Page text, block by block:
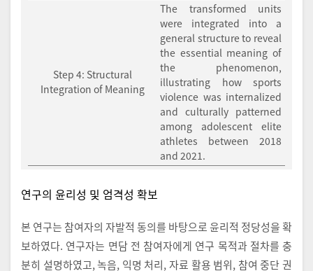
Step 4: Structural
Integration of Meaning
The transformed units
were integrated into a
general structure to reveal
the essential meaning of
the phenomenon,
illustrating how sports
violence was internalized
and culturally patterned
among adolescent elite
athletes between 2018
and 2021.
연구의 윤리성 및 엄격성 확보
본 연구는 참여자의 자발적 동의를 바탕으로 윤리적 정당성을 확
보하였다. 연구자는 면담 전 참여자에게 연구 목적과 절차를 충
분히 설명하였고, 녹음, 익명 처리, 자료 활용 범위, 참여 중단 권